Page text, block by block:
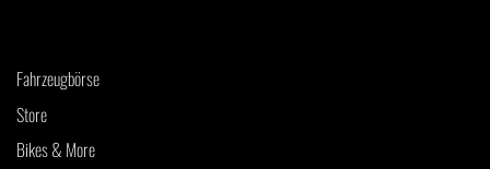
Fahrzeugbörse
Store
Bikes & More